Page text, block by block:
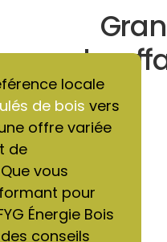
locale
de bois vers
offre variée
de
vous
pour
Énergie Bois
conseils